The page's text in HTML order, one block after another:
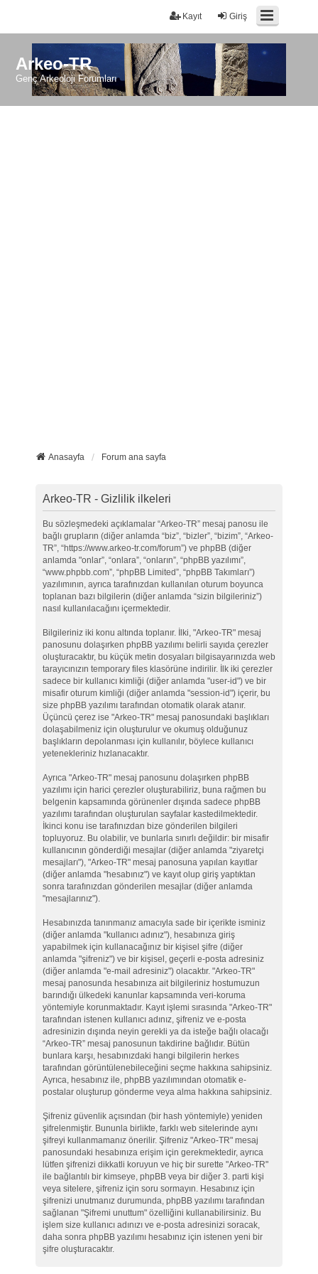
Giriş
Kayıt
Arkeo-TR
Genç Arkeoloji Forumları
Anasayfa Forum ana sayfa
Arkeo-TR - Gizlilik ilkeleri
Bu sözleşmedeki açıklamalar “Arkeo-TR” mesaj panosu ile
bağlı grupların (diğer anlamda “biz”, “bizler”, “bizim”, “Arkeo-
TR”, “https://www.arkeo-tr.com/forum”) ve phpBB (diğer
anlamda "onlar”, “onlara”, “onların”, “phpBB yazılımı”,
“www.phpbb.com”, “phpBB Limited”, “phpBB Takımları”)
yazılımının, ayrıca tarafınızdan kullanılan oturum boyunca
toplanan bazı bilgilerin (diğer anlamda “sizin bilgileriniz”)
nasıl kullanılacağını içermektedir.
Bilgileriniz iki konu altında toplanır. İlki, "Arkeo-TR" mesaj
panosunu dolaşırken phpBB yazılımı belirli sayıda çerezler
oluşturacaktır, bu küçük metin dosyaları bilgisayarınızda web
tarayıcınızın temporary files klasörüne indirilir. İlk iki çerezler
sadece bir kullanıcı kimliği (diğer anlamda "user-id") ve bir
misafir oturum kimliği (diğer anlamda "session-id") içerir, bu
size phpBB yazılımı tarafından otomatik olarak atanır.
Üçüncü çerez ise "Arkeo-TR" mesaj panosundaki başlıkları
dolaşabilmeniz için oluşturulur ve okumuş olduğunuz
başlıkların depolanması için kullanılır, böylece kullanıcı
yetenekleriniz hızlanacaktır.
Ayrıca "Arkeo-TR" mesaj panosunu dolaşırken phpBB
yazılımı için harici çerezler oluşturabiliriz, buna rağmen bu
belgenin kapsamında görünenler dışında sadece phpBB
yazılımı tarafından oluşturulan sayfalar kastedilmektedir.
İkinci konu ise tarafınızdan bize gönderilen bilgileri
topluyoruz. Bu olabilir, ve bunlarla sınırlı değildir: bir misafir
kullanıcının gönderdiği mesajlar (diğer anlamda "ziyaretçi
mesajları"), "Arkeo-TR" mesaj panosuna yapılan kayıtlar
(diğer anlamda "hesabınız") ve kayıt olup giriş yaptıktan
sonra tarafınızdan gönderilen mesajlar (diğer anlamda
"mesajlarınız").
Hesabınızda tanınmanız amacıyla sade bir içerikte isminiz
(diğer anlamda "kullanıcı adınız"), hesabınıza giriş
yapabilmek için kullanacağınız bir kişisel şifre (diğer
anlamda "şifreniz") ve bir kişisel, geçerli e-posta adresiniz
(diğer anlamda "e-mail adresiniz") olacaktır. "Arkeo-TR"
mesaj panosunda hesabınıza ait bilgileriniz hostumuzun
barındığı ülkedeki kanunlar kapsamında veri-koruma
yöntemiyle korunmaktadır. Kayıt işlemi sırasında "Arkeo-TR"
tarafından istenen kullanıcı adınız, şifreniz ve e-posta
adresinizin dışında neyin gerekli ya da isteğe bağlı olacağı
“Arkeo-TR” mesaj panosunun takdirine bağlıdır. Bütün
bunlara karşı, hesabınızdaki hangi bilgilerin herkes
tarafından görüntülenebileceğini seçme hakkına sahipsiniz.
Ayrıca, hesabınız ile, phpBB yazılımından otomatik e-
postalar oluşturup gönderme veya alma hakkına sahipsiniz.
Şifreniz güvenlik açısından (bir hash yöntemiyle) yeniden
şifrelenmiştir. Bununla birlikte, farklı web sitelerinde aynı
şifreyi kullanmamanız önerilir. Şifreniz "Arkeo-TR" mesaj
panosundaki hesabınıza erişim için gerekmektedir, ayrıca
lütfen şifrenizi dikkatli koruyun ve hiç bir surette "Arkeo-TR"
ile bağlantılı bir kimseye, phpBB veya bir diğer 3. parti kişi
veya sitelere, şifreniz için soru sormayın. Hesabınız için
şifrenizi unutmanız durumunda, phpBB yazılımı tarafından
sağlanan "Şifremi unuttum" özelliğini kullanabilirsiniz. Bu
işlem size kullanıcı adınızı ve e-posta adresinizi soracak,
daha sonra phpBB yazılımı hesabınız için istenen yeni bir
şifre oluşturacaktır.